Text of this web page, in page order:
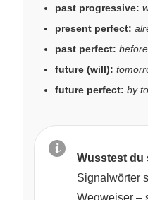
past progressive:
present perfect:
past perfect:
future (will):
future perfect: by
Wusstest du
Signalwörter
Wegweiser –